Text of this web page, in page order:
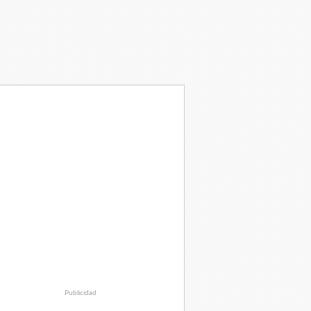
Publicidad